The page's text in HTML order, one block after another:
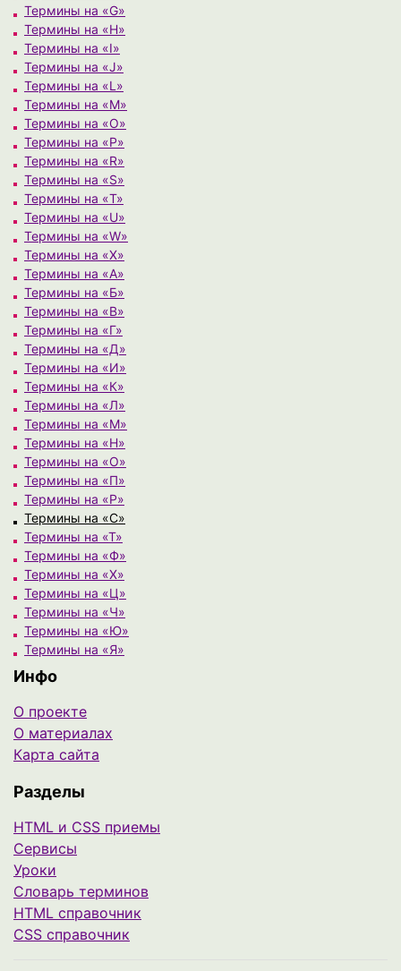
Термины на «G»
Термины на «H»
Термины на «I»
Термины на «J»
Термины на «L»
Термины на «M»
Термины на «O»
Термины на «P»
Термины на «R»
Термины на «S»
Термины на «T»
Термины на «U»
Термины на «W»
Термины на «X»
Термины на «А»
Термины на «Б»
Термины на «В»
Термины на «Г»
Термины на «Д»
Термины на «И»
Термины на «К»
Термины на «Л»
Термины на «М»
Термины на «Н»
Термины на «О»
Термины на «П»
Термины на «Р»
Термины на «С»
Термины на «Т»
Термины на «Ф»
Термины на «Х»
Термины на «Ц»
Термины на «Ч»
Термины на «Ю»
Термины на «Я»
Инфо
О проекте
О материалах
Карта сайта
Разделы
HTML и CSS приемы
Сервисы
Уроки
Cловарь терминов
HTML справочник
CSS справочник